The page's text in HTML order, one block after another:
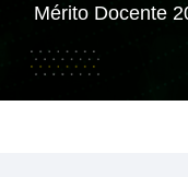
Mérito Docente